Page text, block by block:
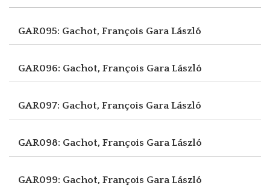
GAR095: Gachot, François Gara László
GAR096: Gachot, François Gara László
GAR097: Gachot, François Gara László
GAR098: Gachot, François Gara László
GAR099: Gachot, François Gara László